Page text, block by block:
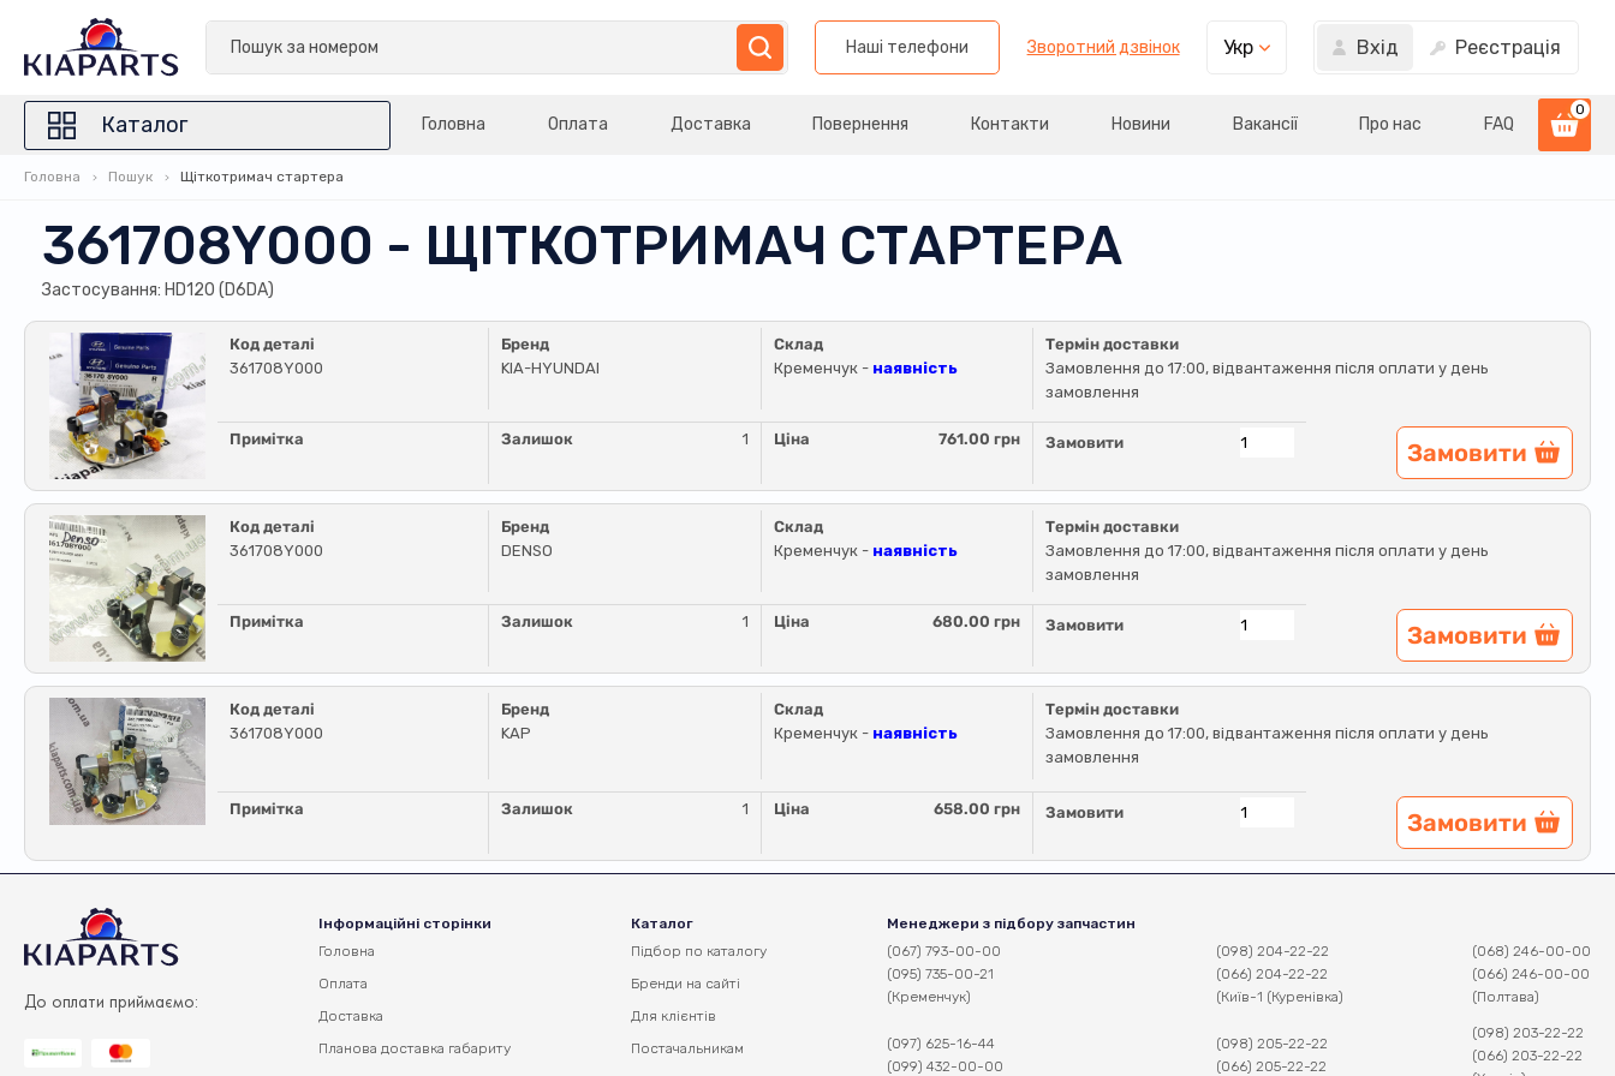
Наші телефони Зворотний дзвінок Укр Вхід Реєстрація
Каталог Головна Оплата Доставка Повернення Контакти Новини Вакансії Про нас FAQ
0
Головна Пошук Щіткотримач стартера
361708Y000 - ЩІТКОТРИМАЧ СТАРТЕРА
Застосування: HD120 (D6DA)
Код деталі
361708Y000
Бренд
KIA-HYUNDAI
Склад
Кременчук - наявність
Термін доставки
Замовлення до 17:00, відвантаження після оплати у день
замовлення
Примітка Залишок 1 Ціна 761.00 грн Замовити Замовити
Код деталі
361708Y000
Бренд
DENSO
Склад
Кременчук - наявність
Термін доставки
Замовлення до 17:00, відвантаження після оплати у день
замовлення
Примітка Залишок 1 Ціна 680.00 грн Замовити Замовити
Код деталі
361708Y000
Бренд
KAP
Склад
Кременчук - наявність
Термін доставки
Замовлення до 17:00, відвантаження після оплати у день
замовлення
Примітка Залишок 1 Ціна 658.00 грн Замовити Замовити
До оплати приймаємо:
Інформаційні сторінки
Головна
Оплата
Доставка
Планова доставка габариту
Каталог
Підбор по каталогу
Бренди на сайті
Для клієнтів
Постачальникам
Менеджери з підбору запчастин
(067) 793-00-00
(095) 735-00-21
(Кременчук)
(097) 625-16-44
(099) 432-00-00
(098) 204-22-22
(066) 204-22-22
(Київ-1 (Куренівка)
(098) 205-22-22
(066) 205-22-22
(068) 246-00-00
(066) 246-00-00
(Полтава)
(098) 203-22-22
(066) 203-22-22